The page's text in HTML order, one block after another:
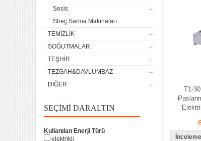
Sosis
Streç Sarma Makinaları
TEMIZLIK
SOĞUTMALAR
TEŞHIR
TEZGAH&DAVLUMBAZ
DIĞER
SEÇIMI DARALTIN
Kullanılan Enerji Türü
elektrikli
T1-